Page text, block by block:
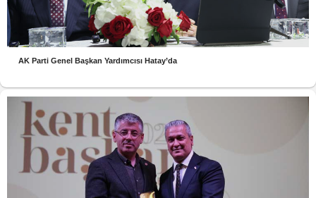
AK Parti Genel Başkan Yardımcısı Hatay’da